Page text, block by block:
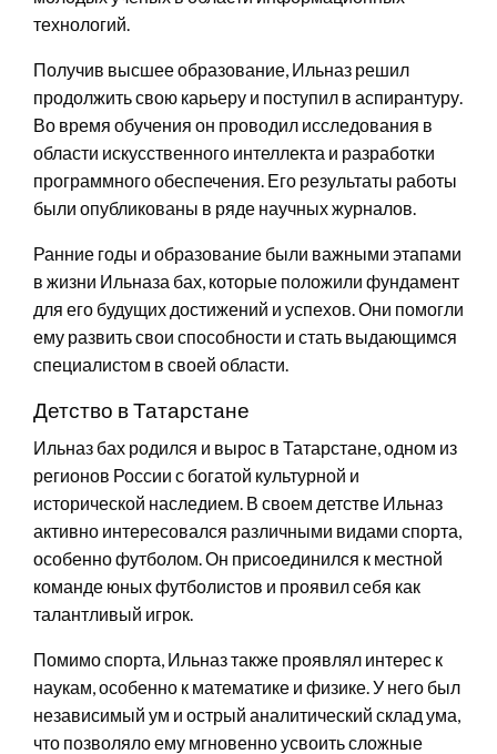
технологий.
Получив высшее образование, Ильназ решил
продолжить свою карьеру и поступил в аспирантуру.
Во время обучения он проводил исследования в
области искусственного интеллекта и разработки
программного обеспечения. Его результаты работы
были опубликованы в ряде научных журналов.
Ранние годы и образование были важными этапами
в жизни Ильназа бах, которые положили фундамент
для его будущих достижений и успехов. Они помогли
ему развить свои способности и стать выдающимся
специалистом в своей области.
Детство в Татарстане
Ильназ бах родился и вырос в Татарстане, одном из
регионов России с богатой культурной и
исторической наследием. В своем детстве Ильназ
активно интересовался различными видами спорта,
особенно футболом. Он присоединился к местной
команде юных футболистов и проявил себя как
талантливый игрок.
Помимо спорта, Ильназ также проявлял интерес к
наукам, особенно к математике и физике. У него был
независимый ум и острый аналитический склад ума,
что позволяло ему мгновенно усвоить сложные